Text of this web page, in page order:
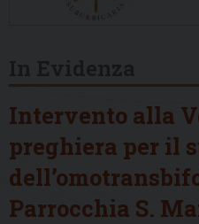
Intervento alla
preghiera per il
Parrocchia S.